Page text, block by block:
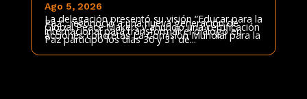
Ago 5, 2026
La delegación presentó su visión “Educar para la
Paz”, reconoció a una nueva generación de
Global Peace Makers y anunció una certificación
internacional para transformar el diálogo en
acciones concretas La Comisión Mundial para la
Paz participó los días 30 y 31 de...